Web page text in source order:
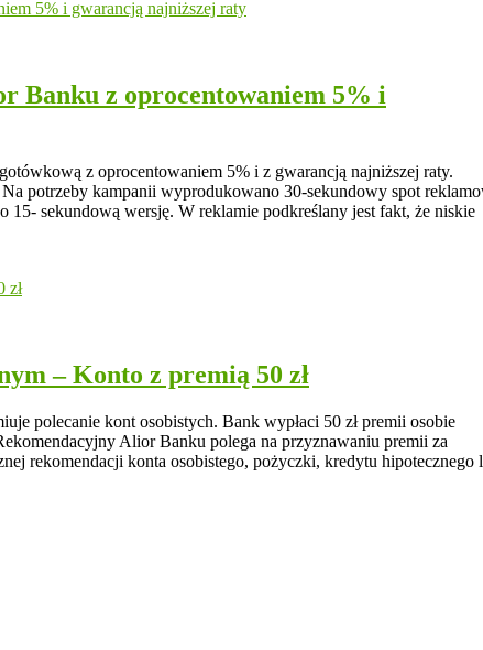
Banku z oprocentowaniem 5% i
z oprocentowaniem 5% i z gwarancją najniższej raty.
potrzeby kampanii wyprodukowano 30-sekundowy spot
15- sekundową wersję. W reklamie podkreślany jest fakt, że niskie
– Konto z premią 50 zł
polecanie kont osobistych. Bank wypłaci 50 zł premii osobie
Alior Banku polega na przyznawaniu premii za
rekomendacji konta osobistego, pożyczki, kredytu hipotecznego